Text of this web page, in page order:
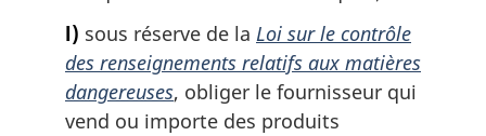
l) sous réserve de la Loi sur le contrôle
des renseignements relatifs aux matières
dangereuses, obliger le fournisseur qui
vend ou importe des produits